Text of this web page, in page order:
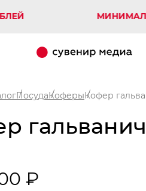
МИНИМАЛЬНАЯ
ПосудаКоферыКофер
₽